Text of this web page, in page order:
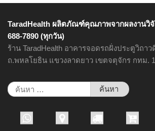
TaradHealth ผลิตภัณฑ์คุณภาพจากผลงานวิ
688-7890 (ทุกวัน)
ร้าน TaradHealth อาคารจอดรถฝั่งประตูวิถา
ถ.พหลโยธิน แขวงลาดยาว เขตจตุจักร กทม.
ค้นหา
สำหรับ: